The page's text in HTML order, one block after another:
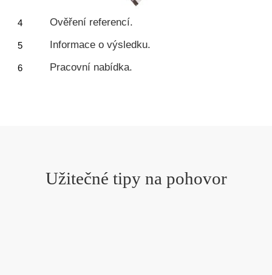
Ověření referencí.
Informace o výsledku.
Pracovní nabídka.
Užitečné tipy na pohovor